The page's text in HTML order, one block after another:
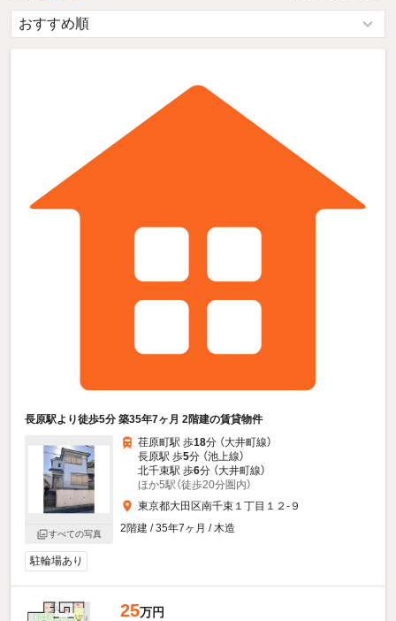
長原駅より徒歩5分 築35年7ヶ月 2階建の賃貸物件
すべての写真
荏原町駅 歩18分 （大井町線）
長原駅 歩5分 （池上線）
北千束駅 歩6分 （大井町線）
ほか5駅（徒歩20分圏内）
東京都大田区南千束１丁目１２-９
2階建 / 35年7ヶ月 / 木造
駐輪場あり
25万円